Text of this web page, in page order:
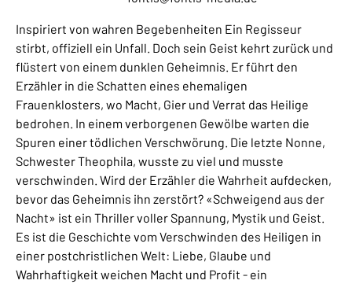
Inspiriert von wahren Begebenheiten Ein Regisseur
stirbt, offiziell ein Unfall. Doch sein Geist kehrt zurück und
flüstert von einem dunklen Geheimnis. Er führt den
Erzähler in die Schatten eines ehemaligen
Frauenklosters, wo Macht, Gier und Verrat das Heilige
bedrohen. In einem verborgenen Gewölbe warten die
Spuren einer tödlichen Verschwörung. Die letzte Nonne,
Schwester Theophila, wusste zu viel und musste
verschwinden. Wird der Erzähler die Wahrheit aufdecken,
bevor das Geheimnis ihn zerstört? «Schweigend aus der
Nacht» ist ein Thriller voller Spannung, Mystik und Geist.
Es ist die Geschichte vom Verschwinden des Heiligen in
einer postchristlichen Welt: Liebe, Glaube und
Wahrhaftigkeit weichen Macht und Profit - ein